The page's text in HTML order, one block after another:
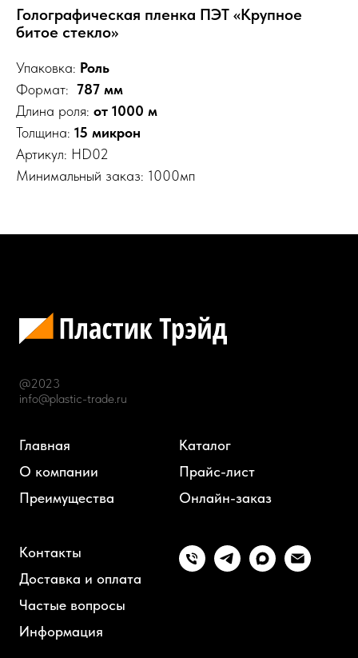
Голографическая пленка ПЭТ «Крупное
битое стекло»
Упаковка: Роль
Формат: 787 мм
Длина роля: от 1000 м
Толщина: 15 микрон
Артикул: HD02
Минимальный заказ: 1000мп
@2023
info@plastic-trade.ru
Главная
О компании
Преимущества
Каталог
Прайс-лист
Онлайн-заказ
Контакты
Доставка и оплата
Частые вопросы
Информация